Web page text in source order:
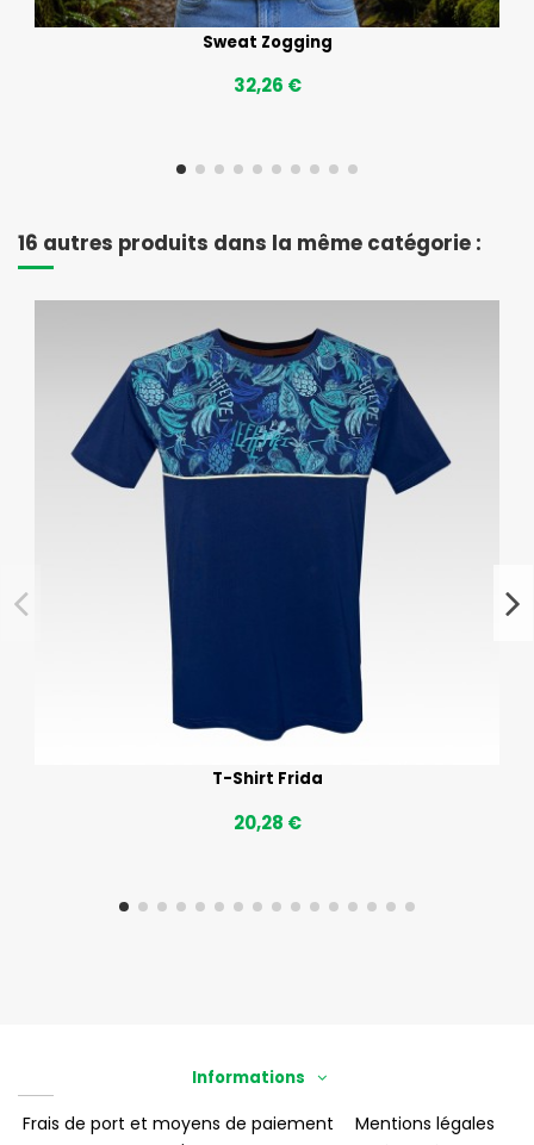
Sweat Zogging
32,26 €
16 autres produits dans la même catégorie :
T-Shirt Frida
20,28 €
Informations
Frais de port et moyens de paiement
Mentions légales